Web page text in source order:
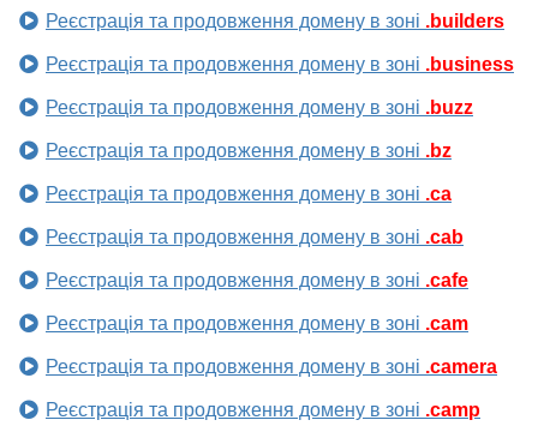
Реєстрація та продовження домену в зоні .builders
Реєстрація та продовження домену в зоні .business
Реєстрація та продовження домену в зоні .buzz
Реєстрація та продовження домену в зоні .bz
Реєстрація та продовження домену в зоні .ca
Реєстрація та продовження домену в зоні .cab
Реєстрація та продовження домену в зоні .cafe
Реєстрація та продовження домену в зоні .cam
Реєстрація та продовження домену в зоні .camera
Реєстрація та продовження домену в зоні .camp